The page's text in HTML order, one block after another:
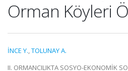
Orman Köyleri
İNCE Y.,TOLUNAY A.
II. ORMANCILIKTA SOSYO-EKONOMİK